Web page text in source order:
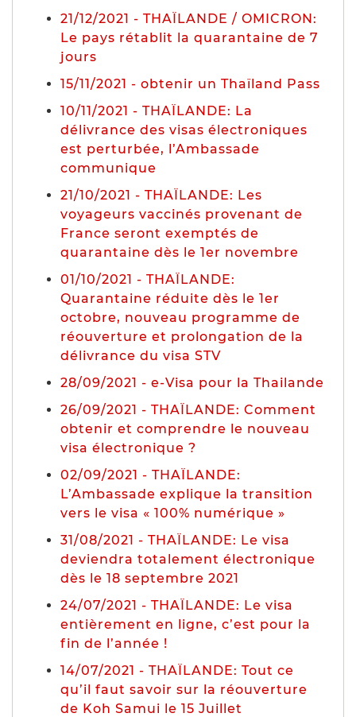
21/12/2021 - THAÏLANDE / OMICRON:
Le pays rétablit la quarantaine de 7
jours
15/11/2021 - obtenir un Thaïland Pass
10/11/2021 - THAÏLANDE: La
délivrance des visas électroniques
est perturbée, l’Ambassade
communique
21/10/2021 - THAÏLANDE: Les
voyageurs vaccinés provenant de
France seront exemptés de
quarantaine dès le 1er novembre
01/10/2021 - THAÏLANDE:
Quarantaine réduite dès le 1er
octobre, nouveau programme de
réouverture et prolongation de la
délivrance du visa STV
28/09/2021 - e-Visa pour la Thailande
26/09/2021 - THAÏLANDE: Comment
obtenir et comprendre le nouveau
visa électronique ?
02/09/2021 - THAÏLANDE:
L’Ambassade explique la transition
vers le visa « 100% numérique »
31/08/2021 - THAÏLANDE: Le visa
deviendra totalement électronique
dès le 18 septembre 2021
24/07/2021 - THAÏLANDE: Le visa
entièrement en ligne, c’est pour la
fin de l’année !
14/07/2021 - THAÏLANDE: Tout ce
qu’il faut savoir sur la réouverture
de Koh Samui le 15 Juillet